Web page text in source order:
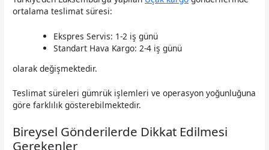
ortalama teslimat süresi:
Ekspres Servis: 1-2 iş günü
Standart Hava Kargo: 2-4 iş günü
olarak değişmektedir.
Teslimat süreleri gümrük işlemleri ve operasyon yoğunluğuna
göre farklılık gösterebilmektedir.
Bireysel Gönderilerde Dikkat Edilmesi
Gerekenler